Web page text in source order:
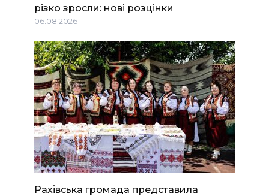
різко зросли: нові розцінки
06.08.2026
Рахівська громада представила